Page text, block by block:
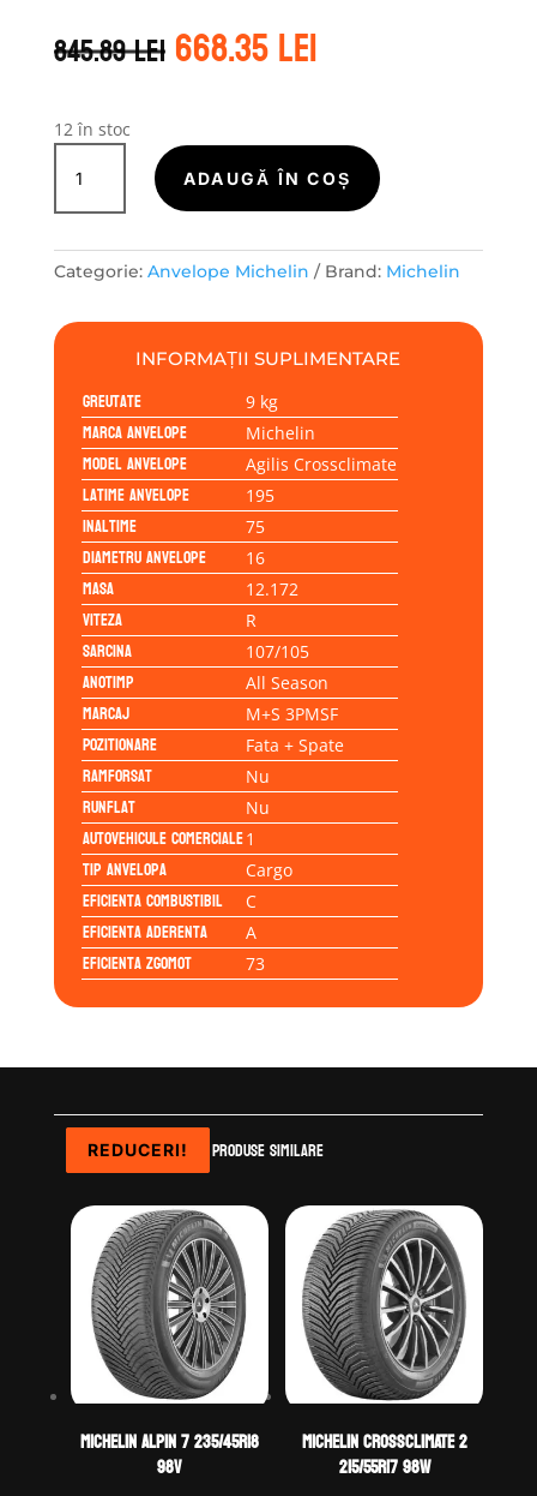
845.89leiPrețul
inițial
845.89 lei.
668.35leiPrețul
curent
12 în stoc
Cantitate
Michelin
AGILIS
195/75R16
ADAUGĂ ÎN COȘ
Categorie: Anvelope Michelin Brand: Michelin
INFORMAȚII SUPLIMENTARE
Greutate 9 kg
Marca anvelope Michelin
Model anvelope Agilis Crossclimate
Latime anvelope 195
Inaltime 75
Diametru anvelope 16
Masa 12.172
Viteza R
Sarcina 107/105
Anotimp All Season
Marcaj M+S 3PMSF
Pozitionare Fata + Spate
Ramforsat Nu
Runflat Nu
Autovehicule comerciale1
Tip anvelopa Cargo
Eficienta Combustibil C
Eficienta Aderenta A
Eficienta Zgomot 73
Produse similare
REDUCERI!
Michelin ALPIN 7 235/45R18
98V
REDUCERI!
Michelin CROSSCLIMATE 2
215/55R17 98W
REDUCERI!
REDUCERI!